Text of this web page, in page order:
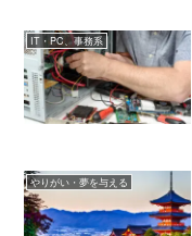
IT・PC、事務系
やりがい・夢を与える